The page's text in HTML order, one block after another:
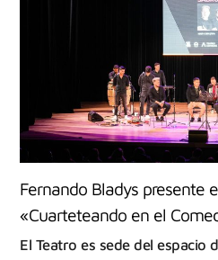
Fernando Bladys presente
«Cuarteteando en el
El Teatro es sede del espacio